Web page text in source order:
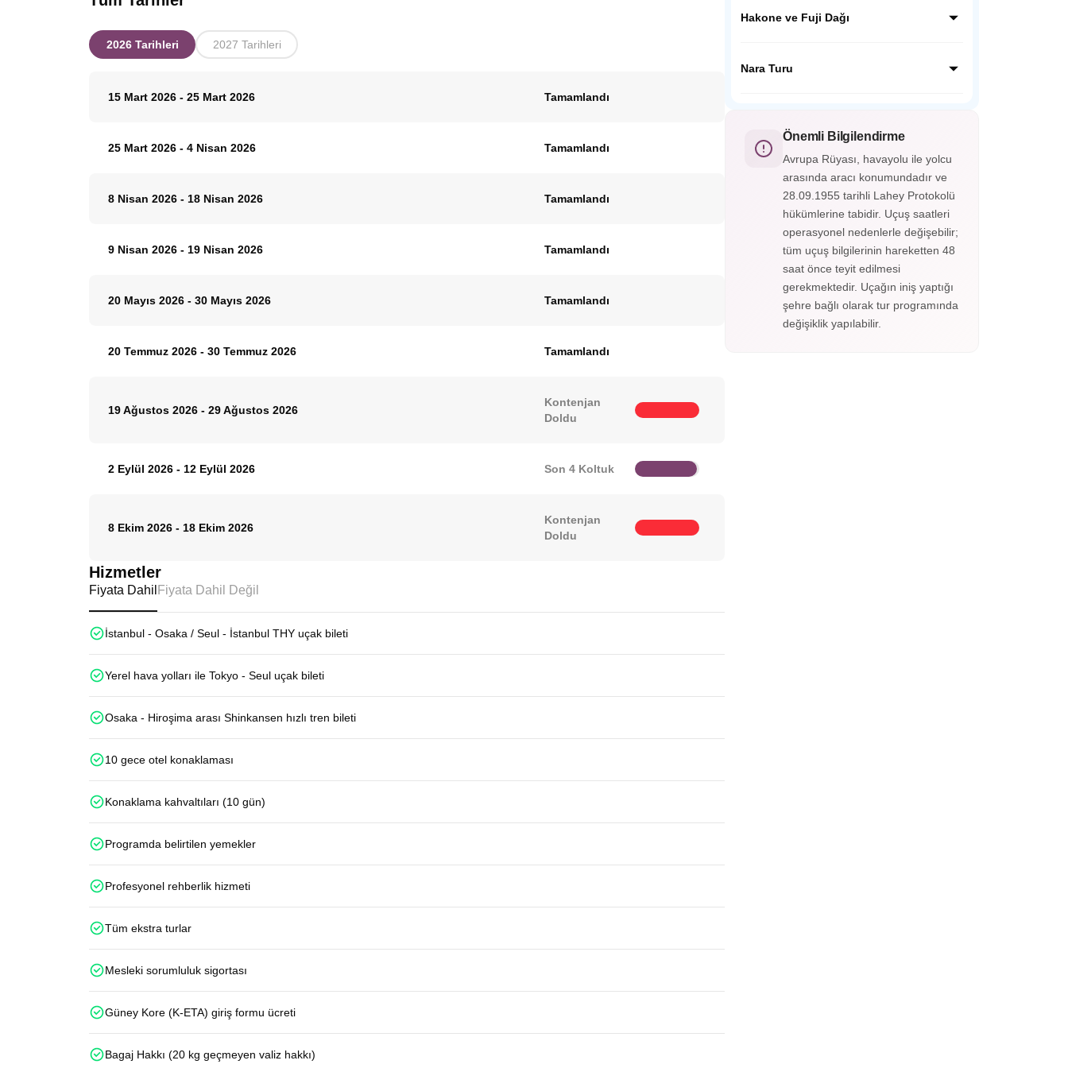
2026 Tarihleri 2027 Tarihleri
15 Mart 2026 - 25 Mart 2026 Tamamlandı
25 Mart 2026 - 4 Nisan 2026 Tamamlandı
8 Nisan 2026 - 18 Nisan 2026 Tamamlandı
9 Nisan 2026 - 19 Nisan 2026 Tamamlandı
20 Mayıs 2026 - 30 Mayıs 2026 Tamamlandı
20 Temmuz 2026 - 30 Temmuz 2026 Tamamlandı
19 Ağustos 2026 - 29 Ağustos 2026
Kontenjan
Doldu
2 Eylül 2026 - 12 Eylül 2026 Son 4 Koltuk
8 Ekim 2026 - 18 Ekim 2026
Kontenjan
Doldu
Hizmetler
Fiyata Dahil Fiyata Dahil Değil
İstanbul - Osaka / Seul - İstanbul THY uçak bileti
Yerel hava yolları ile Tokyo - Seul uçak bileti
Osaka - Hiroşima arası Shinkansen hızlı tren bileti
10 gece otel konaklaması
Konaklama kahvaltıları (10 gün)
Programda belirtilen yemekler
Profesyonel rehberlik hizmeti
Tüm ekstra turlar
Mesleki sorumluluk sigortası
Güney Kore (K-ETA) giriş formu ücreti
Bagaj Hakkı (20 kg geçmeyen valiz hakkı)
edeceğiz, ziyaretimiz sonrası Japon
geleneksel mekanda Japon çayını
Hakone ve Fuji Dağı
Hakone’yi gezeceğiz. Fuji Dağı’nın etekleri
Nara Turu
ziyaret edeceğiz. Tapınak çevresinde
gezinen Nara geyiklerini severek
besleyeceğiz.
Önemli Bilgilendirme
Avrupa Rüyası, havayolu ile yolcu
arasında aracı konumundadır ve
28.09.1955 tarihli Lahey Protokolü
hükümlerine tabidir. Uçuş saatleri
operasyonel nedenlerle değişebilir;
tüm uçuş bilgilerinin hareketten 48
saat önce teyit edilmesi
gerekmektedir. Uçağın iniş yaptığı
şehre bağlı olarak tur programında
değişiklik yapılabilir.